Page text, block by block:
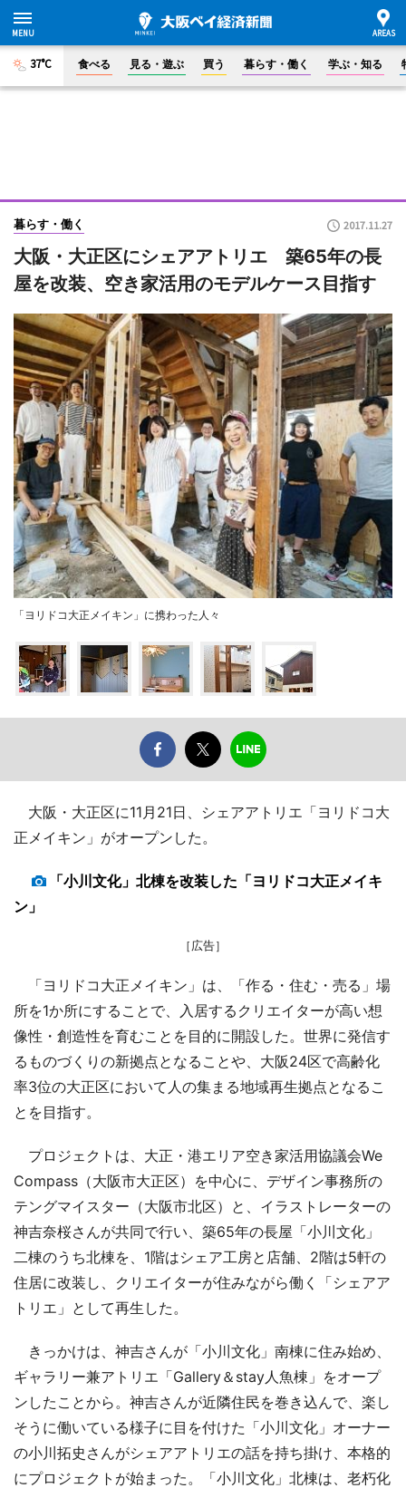
37°C 食べる 見る・遊ぶ 買う 暮らす・働く 学ぶ・知る
暮らす・働く 2017.11.27
大阪・大正区にシェアアトリエ 築65年の長
屋を改装、空き家活用のモデルケース目指す
「ヨリドコ大正メイキン」に携わった人々
大阪・大正区に11月21日、シェアアトリエ「ヨリドコ大
正メイキン」がオープンした。
「小川文化」北棟を改装した「ヨリドコ大正メイキ
ン」
［広告］
「ヨリドコ大正メイキン」は、「作る・住む・売る」場
所を1か所にすることで、入居するクリエイターが高い想
像性・創造性を育むことを目的に開設した。世界に発信す
るものづくりの新拠点となることや、大阪24区で高齢化
率3位の大正区において人の集まる地域再生拠点となるこ
とを目指す。
プロジェクトは、大正・港エリア空き家活用協議会We
Compass（大阪市大正区）を中心に、デザイン事務所の
テングマイスター（大阪市北区）と、イラストレーターの
神吉奈桜さんが共同で行い、築65年の長屋「小川文化」
二棟のうち北棟を、1階はシェア工房と店舗、2階は5軒の
住居に改装し、クリエイターが住みながら働く「シェアア
トリエ」として再生した。
きっかけは、神吉さんが「小川文化」南棟に住み始め、
ギャラリー兼アトリエ「Gallery＆stay人魚棟」をオープ
ンしたことから。神吉さんが近隣住民を巻き込んで、楽し
そうに働いている様子に目を付けた「小川文化」オーナー
の小川拓史さんがシェアアトリエの話を持ち掛け、本格的
にプロジェクトが始まった。「小川文化」北棟は、老朽化